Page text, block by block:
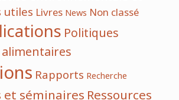
utilesLivresNews Non classé
Politiques
RapportsRecherche